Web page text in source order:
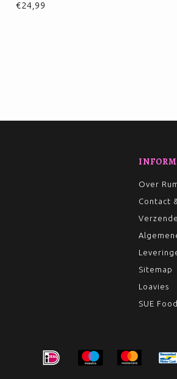
€24,99
Over
Contact
Sitemap
Loavies
SUE Food